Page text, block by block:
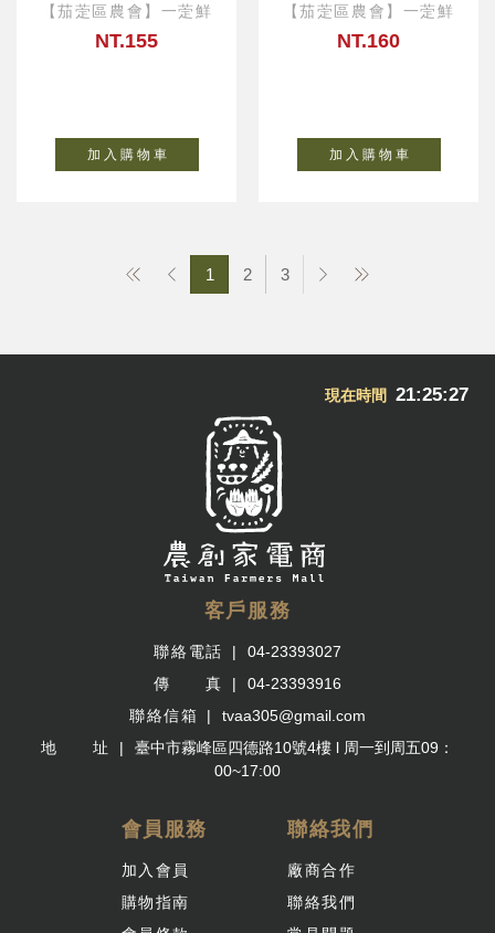
【茄萣區農會】一萣鮮
NT.155
加 入 購 物 車
【茄萣區農會】一萣鮮
NT.160
加 入 購 物 車
1 2 3
現在時間 21:25:28
客戶服務
聯絡電話
04-23393027
傳 真
04-23393916
聯絡信箱
tvaa305@gmail.com
地 址
臺中市霧峰區四德路10號4樓 l 周一到周五09：
00~17:00
會員服務
加入會員
購物指南
聯絡我們
廠商合作
聯絡我們